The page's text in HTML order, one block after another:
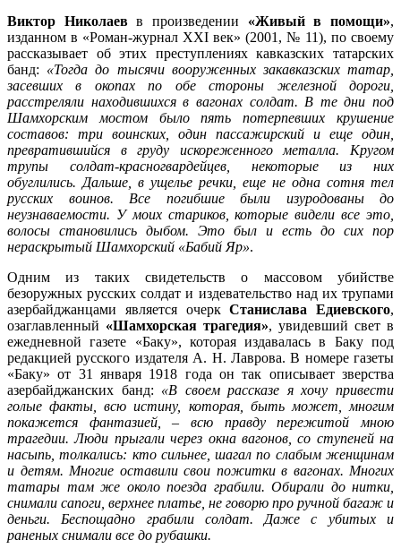
Виктор Николаевв произведении «Живый в помощи»,
изданном в «Роман-журнал XXI век» (2001, № 11), по своему
рассказывает об этих преступлениях кавказских татарских
банд: «Тогда до тысячи вооруженных закавказских татар,
засевших в окопах по обе стороны железной дороги,
расстреляли находившихся в вагонах солдат. В те дни под
Шамхорским мостом было пять потерпевших крушение
составов: три воинских, один пассажирский и еще один,
превратившийся в груду искореженного металла. Кругом
трупы солдат-красногвардейцев, некоторые из них
обуглились. Дальше, в ущелье речки, еще не одна сотня тел
русских воинов. Все погибшие были изуродованы до
неузнаваемости. У моих стариков, которые видели все это,
волосы становились дыбом. Это был и есть до сих пор
нераскрытый Шамхорский «Бабий Яр».
Одним из таких свидетельств о массовом убийстве
безоружных русских солдат и издевательство над их трупами
азербайджанцами является очеркСтанислава Едиевского,
озаглавленный «Шамхорская трагедия», увидевший свет в
ежедневной газете «Баку», которая издавалась в Баку под
редакцией русского издателя А. Н. Лаврова. В номере газеты
«Баку» от 31 января 1918 года он так описывает зверства
азербайджанских банд: «В своем рассказе я хочу привести
голые факты, всю истину, которая, быть может, многим
покажется фантазией, – всю правду пережитой мною
трагедии. Люди прыгали через окна вагонов, со ступеней на
насыпь, толкались: кто сильнее, шагал по слабым женщинам
и детям. Многие оставили свои пожитки в вагонах. Многих
татары там же около поезда грабили. Обирали до нитки,
снимали сапоги, верхнее платье, не говорю про ручной багаж и
деньги. Беспощадно грабили солдат. Даже с убитых и
раненых снимали все до рубашки.